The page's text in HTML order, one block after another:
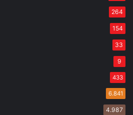
264
154
33
9
433
6.841
4.987